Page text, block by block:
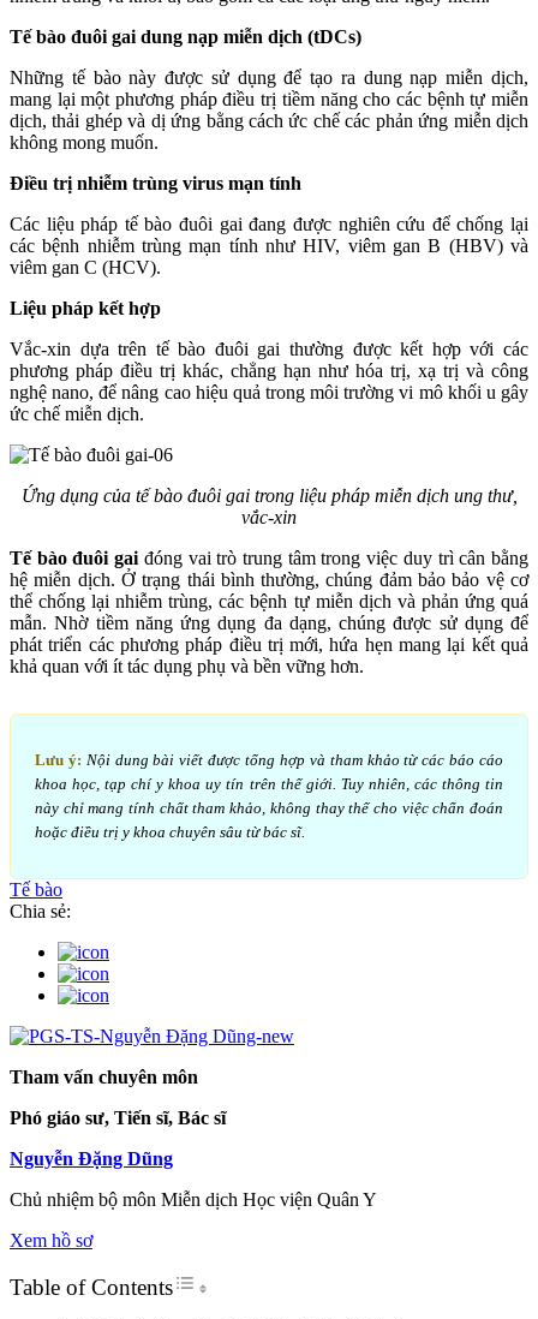
Tế bào đuôi gai dung nạp miễn dịch (tDCs)
Những tế bào này được sử dụng để tạo ra dung nạp miễn dịch,
mang lại một phương pháp điều trị tiềm năng cho các bệnh tự miễn
dịch, thải ghép và dị ứng bằng cách ức chế các phản ứng miễn dịch
không mong muốn.
Điều trị nhiễm trùng virus mạn tính
Các liệu pháp tế bào đuôi gai đang được nghiên cứu để chống lại
các bệnh nhiễm trùng mạn tính như HIV, viêm gan B (HBV) và
viêm gan C (HCV).
Liệu pháp kết hợp
Vắc-xin dựa trên tế bào đuôi gai thường được kết hợp với các
phương pháp điều trị khác, chẳng hạn như hóa trị, xạ trị và công
nghệ nano, để nâng cao hiệu quả trong môi trường vi mô khối u gây
ức chế miễn dịch.
Ứng dụng của tế bào đuôi gai trong liệu pháp miễn dịch ung thư,
vắc-xin
Tế bào đuôi gai đóng vai trò trung tâm trong việc duy trì cân bằng
hệ miễn dịch. Ở trạng thái bình thường, chúng đảm bảo bảo vệ cơ
thể chống lại nhiễm trùng, các bệnh tự miễn dịch và phản ứng quá
mẫn. Nhờ tiềm năng ứng dụng đa dạng, chúng được sử dụng để
phát triển các phương pháp điều trị mới, hứa hẹn mang lại kết quả
khả quan với ít tác dụng phụ và bền vững hơn.
Lưu ý: Nội dung bài viết được tổng hợp và tham khảo từ các báo cáo
khoa học, tạp chí y khoa uy tín trên thế giới. Tuy nhiên, các thông tin
này chỉ mang tính chất tham khảo, không thay thế cho việc chẩn đoán
hoặc điều trị y khoa chuyên sâu từ bác sĩ.
Tế bào
Chia sẻ:
Tham vấn chuyên môn
Phó giáo sư, Tiến sĩ, Bác sĩ
Nguyễn Đặng Dũng
Chủ nhiệm bộ môn Miễn dịch Học viện Quân Y
Xem hồ sơ
Table of ContentsToggle Table of Content